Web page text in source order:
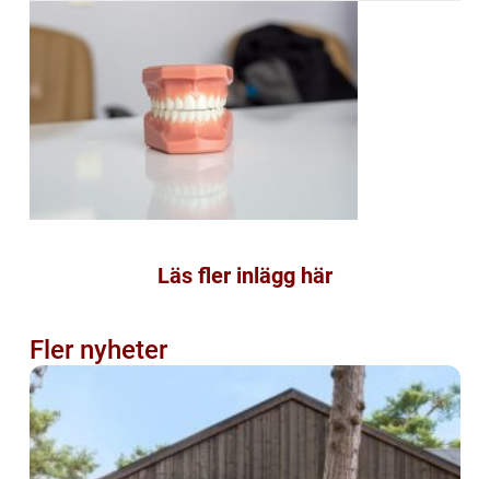
Läs fler inlägg här
Fler nyheter